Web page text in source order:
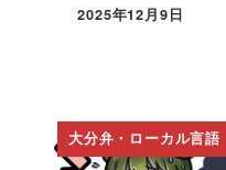
2025年12月9日
大分弁・ローカル言語